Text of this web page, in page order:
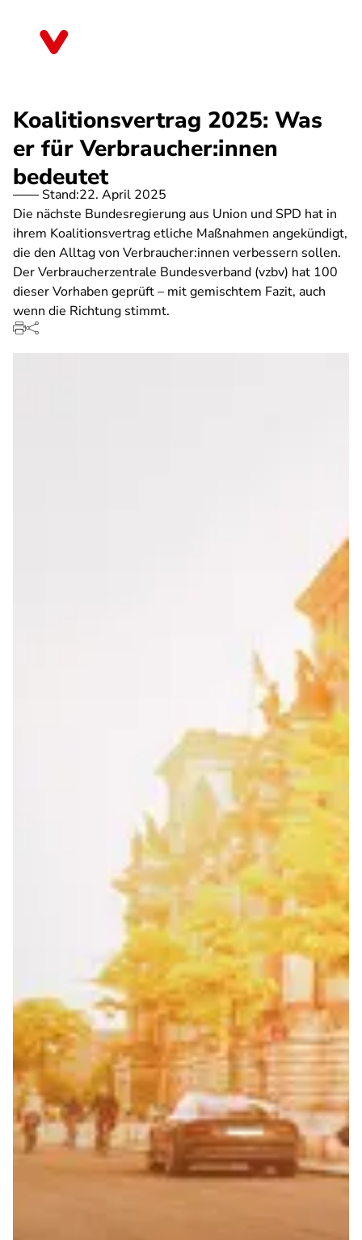
Koalitionsvertrag 2025: Was
er für Verbraucher:innen
bedeutet
Stand:22. April 2025
Die nächste Bundesregierung aus Union und SPD hat in
ihrem Koalitionsvertrag etliche Maßnahmen angekündigt,
die den Alltag von Verbraucher:innen verbessern sollen.
Der Verbraucherzentrale Bundesverband (vzbv) hat 100
dieser Vorhaben geprüft – mit gemischtem Fazit, auch
wenn die Richtung stimmt.